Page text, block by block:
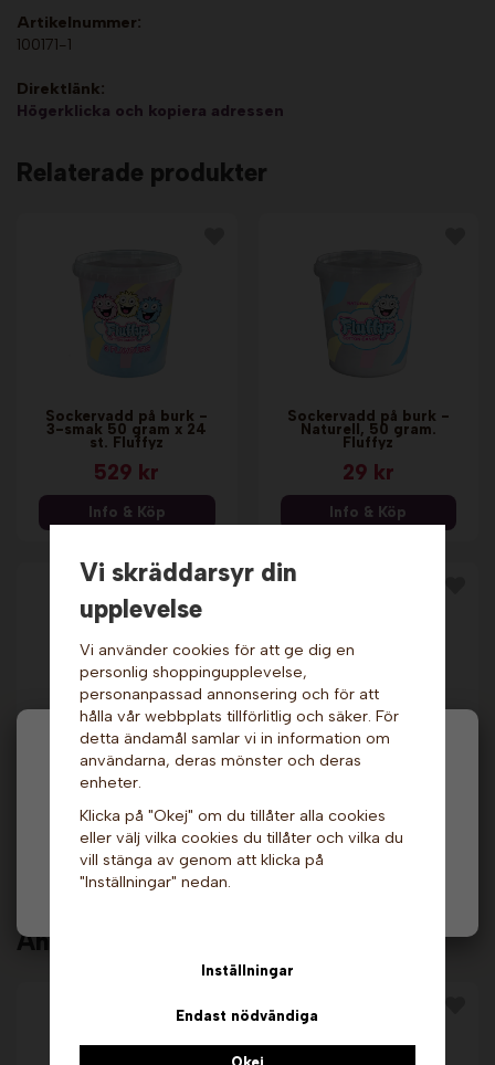
Hej och välkommen till Gottes!
moms) eller företag (exkl. moms) för hur våra priser
ska visas.
Privat
Artikelnummer:
100171-1
Direktlänk:
Högerklicka och kopiera adressen
Relaterade produkter
Sockervadd på burk -
3-smak 50 gram x 24
st. Fluffyz
529 kr
Info & Köp
Sockervadd på burk -
Naturell, 50 gram.
Fluffyz
29 kr
Info & Köp
Sockervadd på burk -
Jordgubb, 50 gram.
Fluffyz
29 kr
Info & Köp
Sockervadd på burk -
29 kr
Andra köpte även
Vi skräddarsyr din
upplevelse
Vi använder cookies för att ge dig en
personlig shoppingupplevelse,
personanpassad annonsering och för att
hålla vår webbplats tillförlitlig och säker. För
detta ändamål samlar vi in information om
användarna, deras mönster och deras
enheter.
Klicka på "Okej" om du tillåter alla cookies
eller välj vilka cookies du tillåter och vilka du
vill stänga av genom att klicka på
"Inställningar" nedan.
Inställningar
Endast nödvändiga